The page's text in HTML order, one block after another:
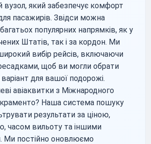
вузол, який забезпечує комфорт
пасажирів. Звідси можна
популярних напрямків, як у
Штатів, так і за кордон. Ми
вибір рейсів, включаючи
щоб ви могли обрати
для вашої подорожі.
авіаквитки з Міжнародного
Наша система пошуку
результати за ціною,
часом вильоту та іншими
Ми постійно оновлюємо